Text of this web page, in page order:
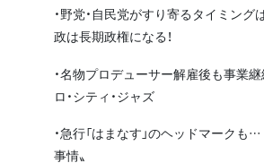
・野党・自民党がすり寄るタイミン
政は長期政権になる！
・名物プロデューサー解雇後も事業
ロ・シティ・ジャズ
・急行「はまなす」のヘッドマーク
事情〟